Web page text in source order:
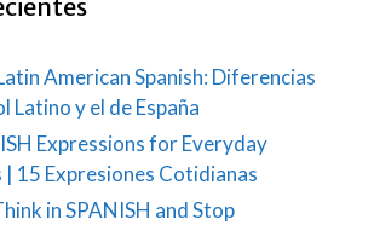
American Spanish: Diferencias
Latino y el de España
Expressions for Everyday
15 Expresiones Cotidianas
in SPANISH and Stop